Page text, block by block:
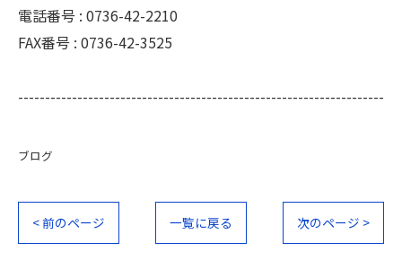
電話番号 : 0736-42-2210
FAX番号 : 0736-42-3525
--------------------------------------------------------------------
ブログ
< 前のページ 一覧に戻る 次のページ >